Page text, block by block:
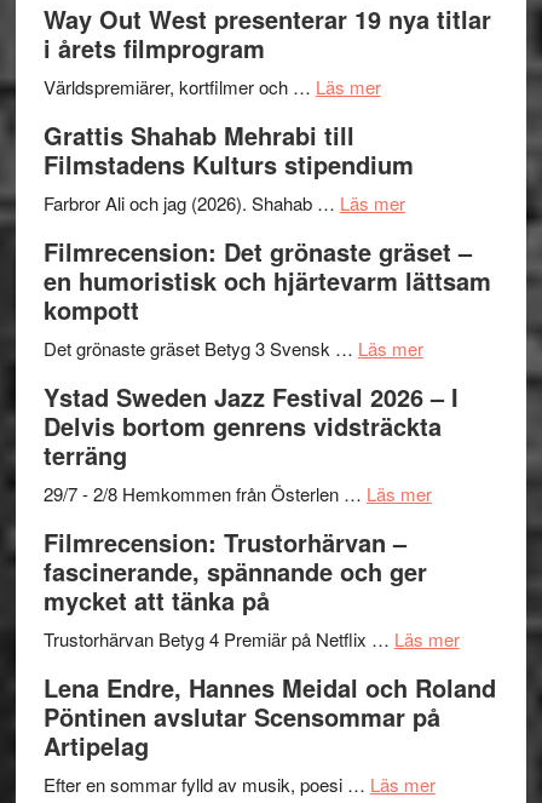
Way Out West presenterar 19 nya titlar
i årets filmprogram
Världspremiärer, kortfilmer och … Läs merom
West
presenterar
nya
titlar
årets
Grattis Shahab Mehrabi till
Filmstadens Kulturs stipendium
Farbror Ali och jag (2026). Shahab … Läs merom
Shahab
Mehrabi
Filmstadens
stipendium
Filmrecension: Det grönaste gräset –
en humoristisk och hjärtevarm lättsam
kompott
Det grönaste gräset Betyg 3 Svensk … Läs merom
Filmrecension:
Det
grönaste
–
och
lättsam
Ystad Sweden Jazz Festival 2026 – I
Delvis bortom genrens vidsträckta
terräng
29/7 - 2/8 Hemkommen från Österlen … Läs merom
2026
I
Delvis
genrens
Filmrecension: Trustorhärvan –
fascinerande, spännande och ger
mycket att tänka på
Trustorhärvan Betyg 4 Premiär på Netflix … Läs merom
Lena Endre, Hannes Meidal och Roland
Pöntinen avslutar Scensommar på
Artipelag
Efter en sommar fylld av musik, poesi … Läs merom